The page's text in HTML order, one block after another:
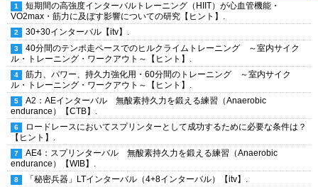
短期間の高強度インターバルトレーニング（HIIT）が心血管機能・
VO2max・筋力に及ぼす影響についての研究【ヒント】.
30+30インターバル【itv】.
40分間のテンポ走ペースでのヒルクライムトレーニング ～室内サイク
ル・トレーニング・ワークアウト～【ヒント】.
筋力、パワー、持久力強化用・60分間のトレーニング ～室内サイク
ル・トレーニング・ワークアウト～【ヒント】.
A2：AEインターバル 無酸素持久力を鍛える練習（Anaerobic
endurance）【CTB】.
ロードレースにおいてスプリンターとして成功するために必要な条件は？
【ヒント】.
AE4：スプリンターバル 無酸素持久力を鍛える練習（Anaerobic
endurance）【WIB】.
「秘密兵器」LTインターバル（4+8インターバル）【itv】.